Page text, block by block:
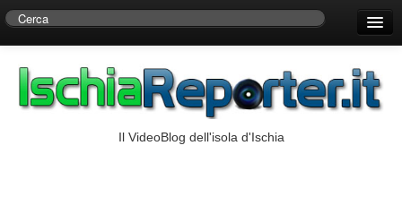
Centro di Ricerche Storiche D’Ambra
Il VideoBlog dell'isola d'Ischia